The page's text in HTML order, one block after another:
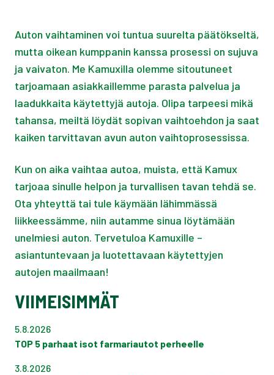
Auton vaihtaminen voi tuntua suurelta päätökseltä,
mutta oikean kumppanin kanssa prosessi on sujuva
ja vaivaton. Me Kamuxilla olemme sitoutuneet
tarjoamaan asiakkaillemme parasta palvelua ja
laadukkaita käytettyjä autoja. Olipa tarpeesi mikä
tahansa, meiltä löydät sopivan vaihtoehdon ja saat
kaiken tarvittavan avun auton vaihtoprosessissa.
Kun on aika vaihtaa autoa, muista, että Kamux
tarjoaa sinulle helpon ja turvallisen tavan tehdä se.
Ota yhteyttä tai tule käymään lähimmässä
liikkeessämme, niin autamme sinua löytämään
unelmiesi auton. Tervetuloa Kamuxille –
asiantuntevaan ja luotettavaan käytettyjen
autojen maailmaan!
VIIMEISIMMÄT
5.8.2026
TOP 5 parhaat isot farmariautot perheelle
3.8.2026